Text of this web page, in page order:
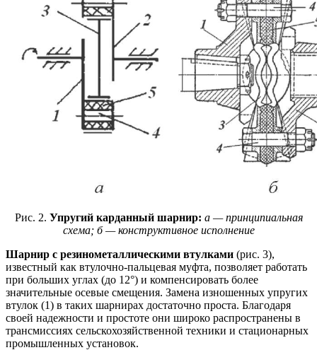
Рис. 2. Упругий карданный шарнир: а — принципиальная
схема; б — конструктивное исполнение
Шарнир с резинометаллическими втулками (рис. 3),
известный как втулочно-пальцевая муфта, позволяет работать
при больших углах (до 12°) и компенсировать более
значительные осевые смещения. Замена изношенных упругих
втулок (1) в таких шарнирах достаточно проста. Благодаря
своей надежности и простоте они широко распространены в
трансмиссиях сельскохозяйственной техники и стационарных
промышленных установок.